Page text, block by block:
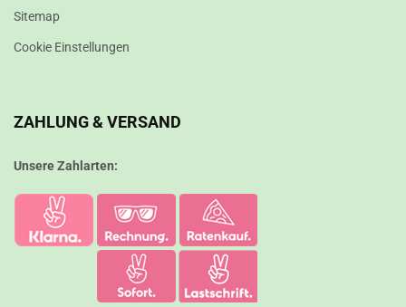
Sitemap
Cookie Einstellungen
ZAHLUNG & VERSAND
Unsere Zahlarten: